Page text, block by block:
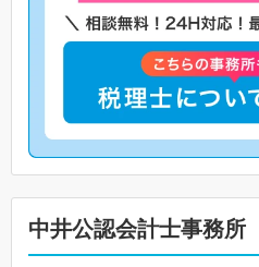
中井公認会計士事務所